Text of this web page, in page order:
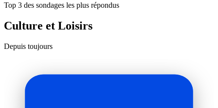
Top 3 des sondages les plus répondus
Culture et Loisirs
Depuis toujours